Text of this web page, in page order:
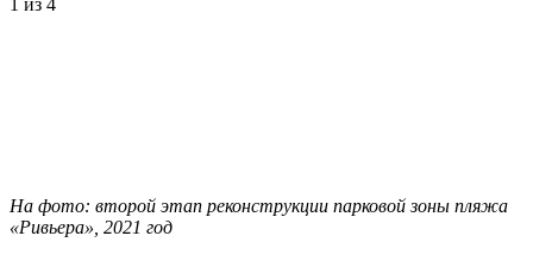
На фото: второй этап реконструкции парковой зоны пляжа
«Ривьера», 2021 год